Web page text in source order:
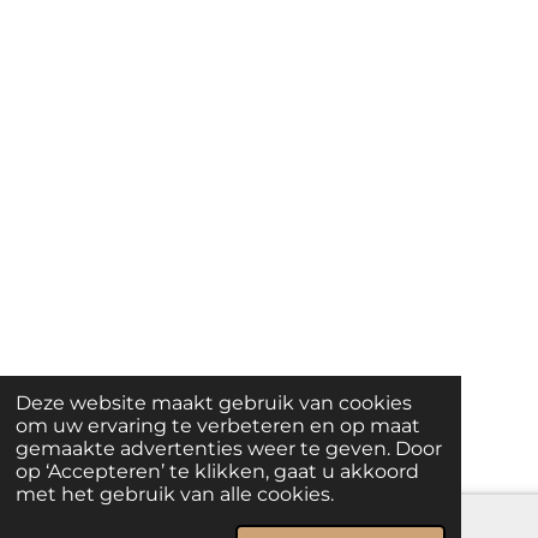
Deze website maakt gebruik van cookies
om uw ervaring te verbeteren en op maat
gemaakte advertenties weer te geven. Door
op ‘Accepteren’ te klikken, gaat u akkoord
met het gebruik van alle cookies.